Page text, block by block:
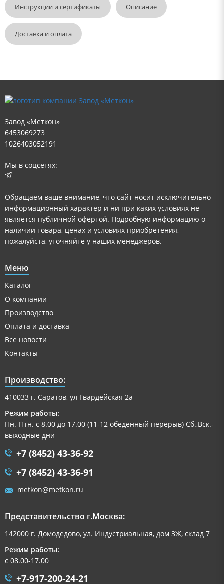
Инструкции и сертификаты Описание
Доставка и оплата
Завод «Меткон»
6453069273
1026403052191
Мы в соцсетях:
Обращаем ваше внимание, что сайт носит исключительно
информационный характер и ни при каких условиях не
является публичной офертой. Подробную информацию о
наличии товара, ценах и условиях приобретения,
пожалуйста, уточняйте у наших менеджеров.
Меню
Каталог
О компании
Производство
Оплата и доставка
Все новости
Контакты
Производство:
410033 г. Саратов, ул Гвардейская 2а
Режим работы:
Пн.-Птн. с 8.00 до 17.00 (11-12 обеденный перерыв) Сб.,Вск.-
выходные дни
+7 (8452) 43-36-92
+7 (8452) 43-36-91
metkon@metkon.ru
Представительство г.Москва:
142000 г. Домодедово, ул. Индустриальная, дом 3Ж, склад 7
Режим работы:
с 08.00-17.00
+7-917-200-24-21